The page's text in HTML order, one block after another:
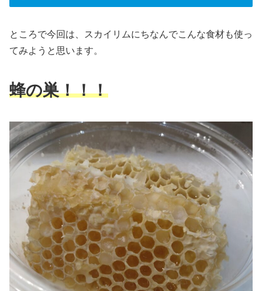
ところで今回は、スカイリムにちなんでこんな食材も使っ
てみようと思います。
蜂の巣！！！